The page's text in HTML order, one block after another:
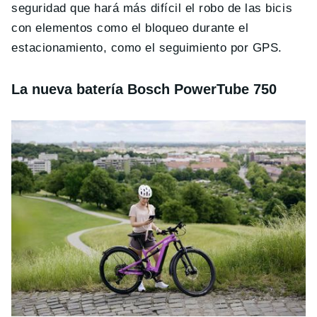
seguridad que hará más difícil el robo de las bicis
con elementos como el bloqueo durante el
estacionamiento, como el seguimiento por GPS.
La nueva batería Bosch PowerTube 750